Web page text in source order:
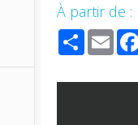
À partir de :
Share